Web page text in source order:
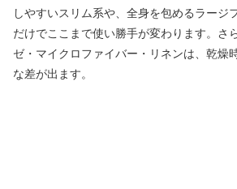
しやすいスリム系や、全身を包めるラージ
だけでここまで使い勝手が変わります。さ
ゼ・マイクロファイバー・リネンは、乾燥
な差が出ます。